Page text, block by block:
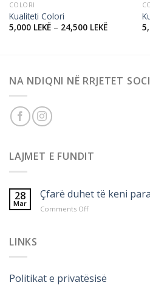
COLORI
Kualiteti Colori
5,000 LEKË– 24,500 LEKË
NA NDIQNI NË RRJETET
LAJMET E FUNDIT
28
Mar
Çfarë duhet të keni
Comments Offon
lani
LINKS
Politikat e privatësisë